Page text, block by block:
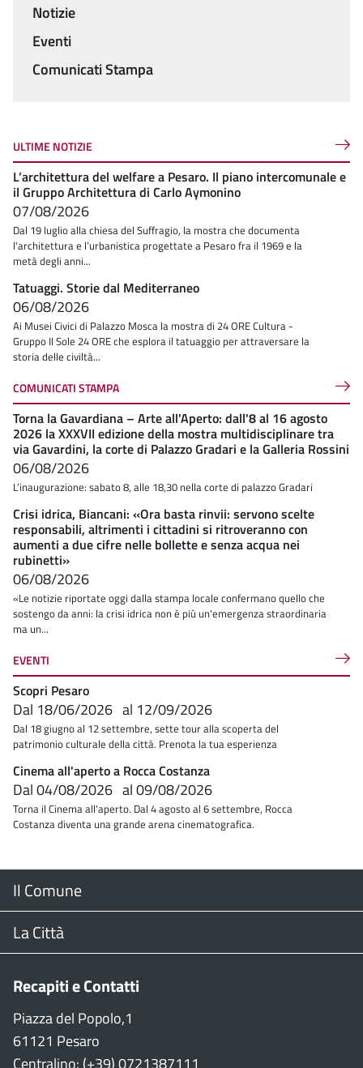
Menu
Notizie
Eventi
Comunicati Stampa
ULTIME NOTIZIE
L’architettura del welfare a Pesaro. Il piano intercomunale e
il Gruppo Architettura di Carlo Aymonino
07/08/2026
Dal 19 luglio alla chiesa del Suffragio, la mostra che documenta
l'architettura e l’urbanistica progettate a Pesaro fra il 1969 e la
metà degli anni...
Tatuaggi. Storie dal Mediterraneo
06/08/2026
Ai Musei Civici di Palazzo Mosca la mostra di 24 ORE Cultura -
Gruppo Il Sole 24 ORE che esplora il tatuaggio per attraversare la
storia delle civiltà...
COMUNICATI STAMPA
Torna la Gavardiana – Arte all'Aperto: dall'8 al 16 agosto
2026 la XXXVII edizione della mostra multidisciplinare tra
via Gavardini, la corte di Palazzo Gradari e la Galleria Rossini
06/08/2026
L’inaugurazione: sabato 8, alle 18,30 nella corte di palazzo Gradari
Crisi idrica, Biancani: «Ora basta rinvii: servono scelte
responsabili, altrimenti i cittadini si ritroveranno con
aumenti a due cifre nelle bollette e senza acqua nei
rubinetti»
06/08/2026
«Le notizie riportate oggi dalla stampa locale confermano quello che
sostengo da anni: la crisi idrica non è più un'emergenza straordinaria
ma un...
EVENTI
Scopri Pesaro
Dal 18/06/2026 al 12/09/2026
Dal 18 giugno al 12 settembre, sette tour alla scoperta del
patrimonio culturale della città. Prenota la tua esperienza
Cinema all'aperto a Rocca Costanza
Dal04/08/2026 al09/08/2026
Torna il Cinema all'aperto. Dal 4 agosto al 6 settembre, Rocca
Costanza diventa una grande arena cinematografica.
Menu
Footer
Il Comune
Il Sindaco
Consiglio Comunale
CON
La Città
Stradario
WiFi
Recapiti e Contatti
Piazza del Popolo,1
61121 Pesaro
Centralino: (+39) 0721387111